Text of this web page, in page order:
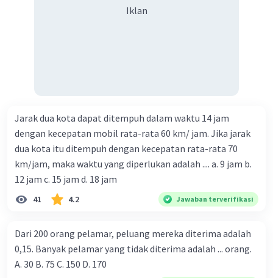
Iklan
Jarak dua kota dapat ditempuh dalam waktu 14 jam
dengan kecepatan mobil rata-rata 60 km/ jam. Jika jarak
dua kota itu ditempuh dengan kecepatan rata-rata 70
km/jam, maka waktu yang diperlukan adalah .... a. 9 jam b.
12 jam c. 15 jam d. 18 jam
41 4.2 Jawaban terverifikasi
Dari 200 orang pelamar, peluang mereka diterima adalah
0,15. Banyak pelamar yang tidak diterima adalah ... orang.
A. 30 B. 75 C. 150 D. 170